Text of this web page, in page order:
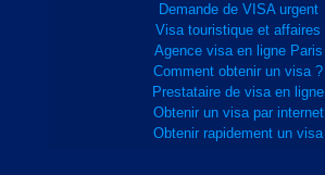
Demande de VISA urgent
Visa touristique et affaires
Agence visa en ligne Paris
Comment obtenir un visa ?
Prestataire de visa en ligne
Obtenir un visa par internet
Obtenir rapidement un visa